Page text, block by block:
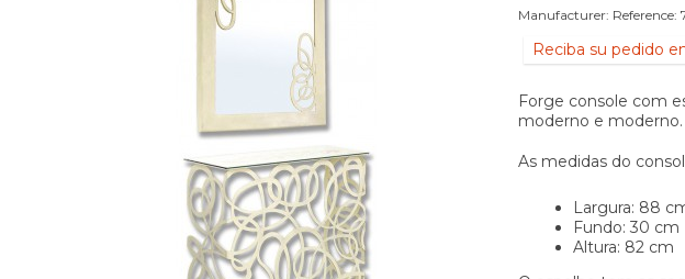
Manufacturer: Reference:
Reciba su pedido
Forge console com
moderno e moderno.
As medidas do
Largura: 88
Fundo: 30 cm
Altura: 82 cm